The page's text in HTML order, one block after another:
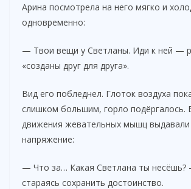
Арина посмотрела на него мягко и
одновременно:
— Твои вещи у Светланы. Иди к ней —
«созданы друг для друга».
Вид его побледнел. Глоток воздуха
слишком большим, горло подёргалось.
движения жевательных мышц выдавали
напряжение:
— Что за… Какая Светлана ты несёшь?
стараясь сохранить достоинство.